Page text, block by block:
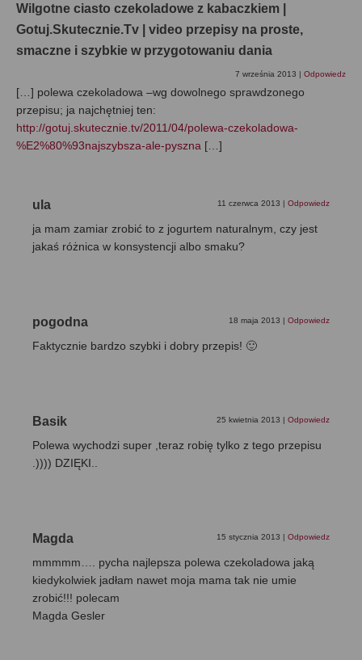
Wilgotne ciasto czekoladowe z kabaczkiem |
Gotuj.Skutecznie.Tv | video przepisy na proste,
smaczne i szybkie w przygotowaniu dania
7 września 2013 | Odpowiedz
[…] polewa czekoladowa –wg dowolnego sprawdzonego
przepisu; ja najchętniej ten:
http://gotuj.skutecznie.tv/2011/04/polewa-czekoladowa-
%E2%80%93najszybsza-ale-pyszna […]
ula 11 czerwca 2013 | Odpowiedz
ja mam zamiar zrobić to z jogurtem naturalnym, czy jest
jakaś różnica w konsystencji albo smaku?
pogodna 18 maja 2013 | Odpowiedz
Faktycznie bardzo szybki i dobry przepis! 🙂
Basik 25 kwietnia 2013 | Odpowiedz
Polewa wychodzi super ,teraz robię tylko z tego przepisu
.)))) DZIĘKI..
Magda 15 stycznia 2013 | Odpowiedz
mmmmm…. pycha najlepsza polewa czekoladowa jaką
kiedykolwiek jadłam nawet moja mama tak nie umie
zrobić!!! polecam
Magda Gesler